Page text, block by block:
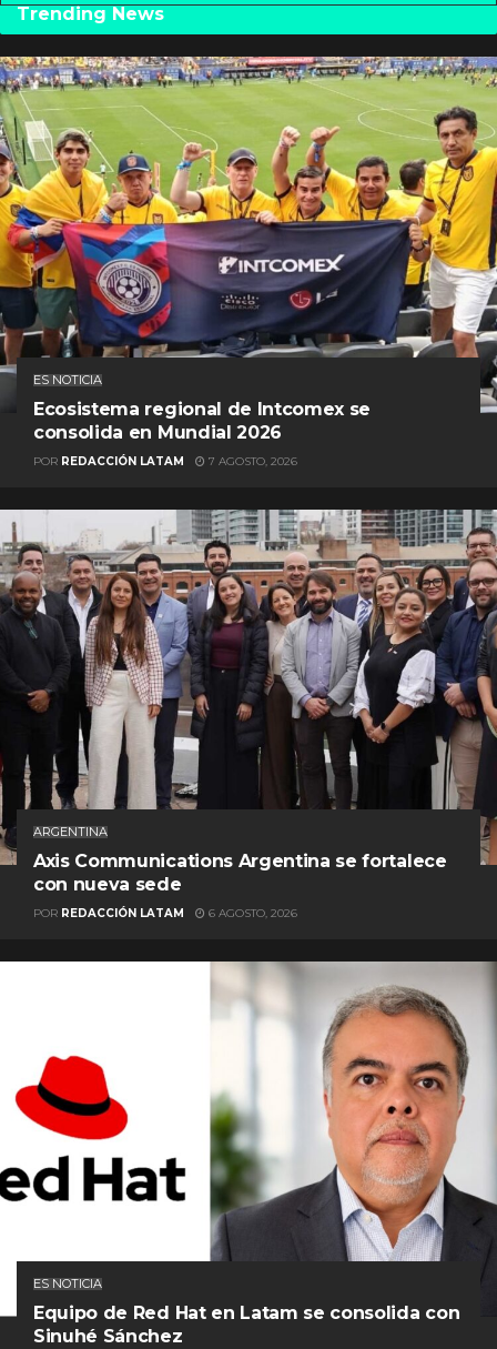
Trending News
ES NOTICIA
Ecosistema regional de Intcomex se
consolida en Mundial 2026
POR REDACCIÓN LATAM 7 AGOSTO, 2026
ARGENTINA
Axis Communications Argentina se fortalece
con nueva sede
POR REDACCIÓN LATAM 6 AGOSTO, 2026
ES NOTICIA
Equipo de Red Hat en Latam se consolida con
Sinuhé Sánchez